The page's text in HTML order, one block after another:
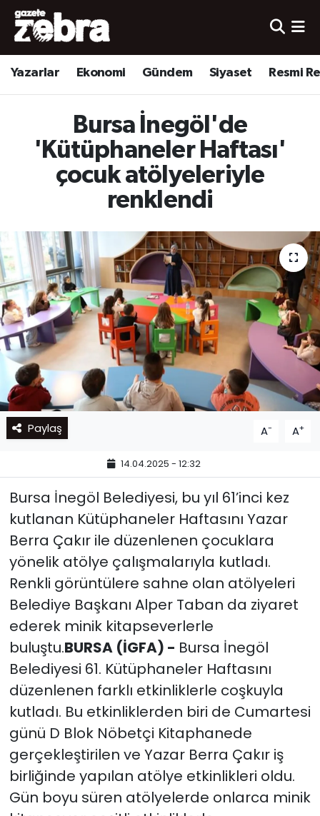
Yazarlar Ekonomi Gündem Siyaset Resmi
Bursa İnegöl'de
'Kütüphaneler Haftası'
çocuk atölyeleriyle
renklendi
Paylaş A- A+
14.04.2025 - 12:32
Bursa İnegöl Belediyesi, bu yıl 61’inci kez
kutlanan Kütüphaneler Haftasını Yazar
Berra Çakır ile düzenlenen çocuklara
yönelik atölye çalışmalarıyla kutladı.
Renkli görüntülere sahne olan atölyeleri
Belediye Başkanı Alper Taban da ziyaret
ederek minik kitapseverlerle
buluştu.BURSA (İGFA) - Bursa İnegöl
Belediyesi 61. Kütüphaneler Haftasını
düzenlenen farklı etkinliklerle coşkuyla
kutladı. Bu etkinliklerden biri de Cumartesi
günü D Blok Nöbetçi Kitaphanede
gerçekleştirilen ve Yazar Berra Çakır iş
birliğinde yapılan atölye etkinlikleri oldu.
Gün boyu süren atölyelerde onlarca minik
Yazarlar
Ekonomi
Kültür-Sanat
Yerel
Nöbetçi Eczaneler
Hava Durumu
Trafik Durumu
Süper Lig Puan Durumu ve Fikstür
Tüm Manşetler
Son Dakika Haberleri
Haber Arşivi